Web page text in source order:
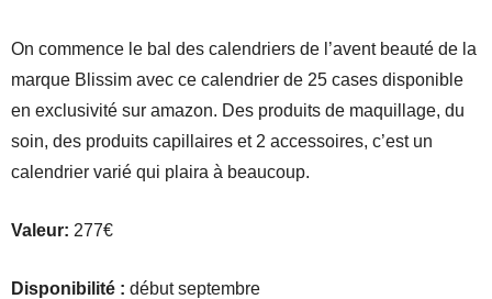
On commence le bal des calendriers de l’avent beauté de la
marque Blissim avec ce calendrier de 25 cases disponible
en exclusivité sur amazon. Des produits de maquillage, du
soin, des produits capillaires et 2 accessoires, c’est un
calendrier varié qui plaira à beaucoup.
Valeur: 277€
Disponibilité : début septembre